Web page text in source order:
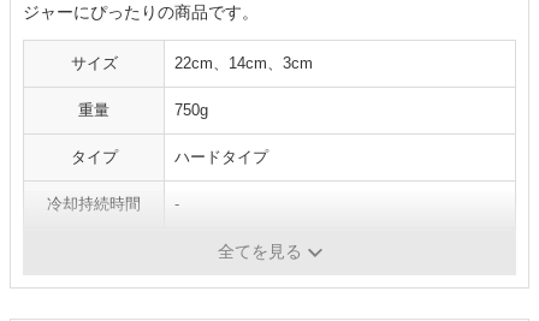
ジャーにぴったりの商品です。
サイズ 22cm、14cm、3cm
重量 750g
タイプ ハードタイプ
冷却持続時間 -
約24時間全てを見る